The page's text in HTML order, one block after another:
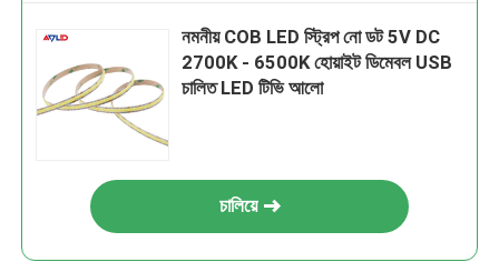
নমনীয় COB LED স্ট্রিপ নো ডট 5V DC
2700K - 6500K হোয়াইট ডিমেবল USB
চালিত LED টিভি আলো
চালিয়ে